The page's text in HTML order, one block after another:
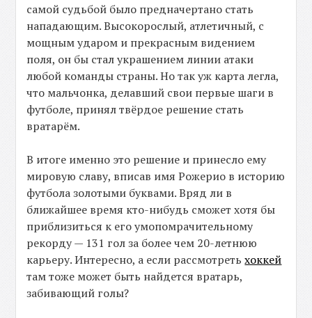
самой судьбой было предначертано стать
нападающим. Высокорослый, атлетичный, с
мощным ударом и прекрасным видением
поля, он бы стал украшением линии атаки
любой команды страны. Но так уж карта легла,
что мальчонка, делавший свои первые шаги в
футболе, принял твёрдое решение стать
вратарём.
В итоге именно это решение и принесло ему
мировую славу, вписав имя Рожерио в историю
футбола золотыми буквами. Вряд ли в
ближайшее время кто-нибудь сможет хотя бы
приблизиться к его умопомрачительному
рекорду — 131 гол за более чем 20-летнюю
карьеру. Интересно, а если рассмотретьхоккей
там тоже может быть найдется вратарь,
забивающий голы?